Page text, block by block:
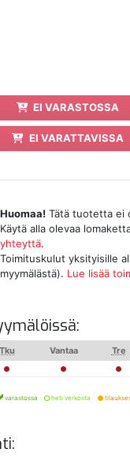
EI VARASTOSSA
EI VARATTAVISSA
Huomaa! Tätä tuotetta ei
Käytä alla olevaa
yhteyttä.
Toimituskulut yksityisille
myymälästä). Lue lisää
Tku Vantaa Tre
varastossa heti verkosta